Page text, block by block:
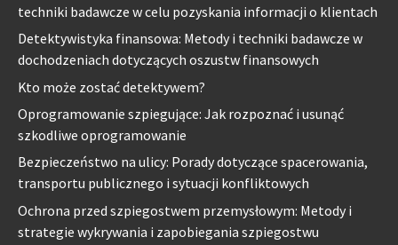
techniki badawcze w celu pozyskania informacji o klientach
Detektywistyka finansowa: Metody i techniki badawcze w
dochodzeniach dotyczących oszustw finansowych
Kto może zostać detektywem?
Oprogramowanie szpiegujące: Jak rozpoznać i usunąć
szkodliwe oprogramowanie
Bezpieczeństwo na ulicy: Porady dotyczące spacerowania,
transportu publicznego i sytuacji konfliktowych
Ochrona przed szpiegostwem przemysłowym: Metody i
strategie wykrywania i zapobiegania szpiegostwu